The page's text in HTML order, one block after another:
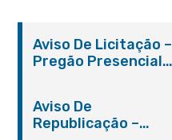
Aviso De Licitação –
Pregão Presencial
Aviso De
Republicação –